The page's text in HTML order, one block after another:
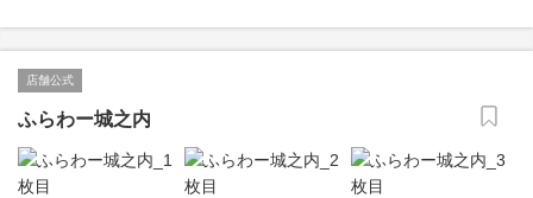
店舗公式
ふらわー城之内